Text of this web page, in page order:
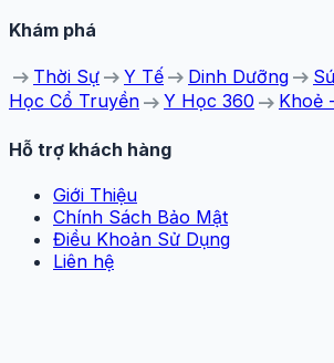
Khám phá
arrow_right_alt Thời Sự arrow_right_alt Y Tế arrow_right_alt Dinh Dưỡng arrow_right_alt
Học Cổ Truyền arrow_right_alt Y Học 360 arrow_right_alt Khoẻ
Hỗ trợ khách hàng
Giới Thiệu
Chính Sách Bảo Mật
Điều Khoản Sử Dụng
Liên hệ